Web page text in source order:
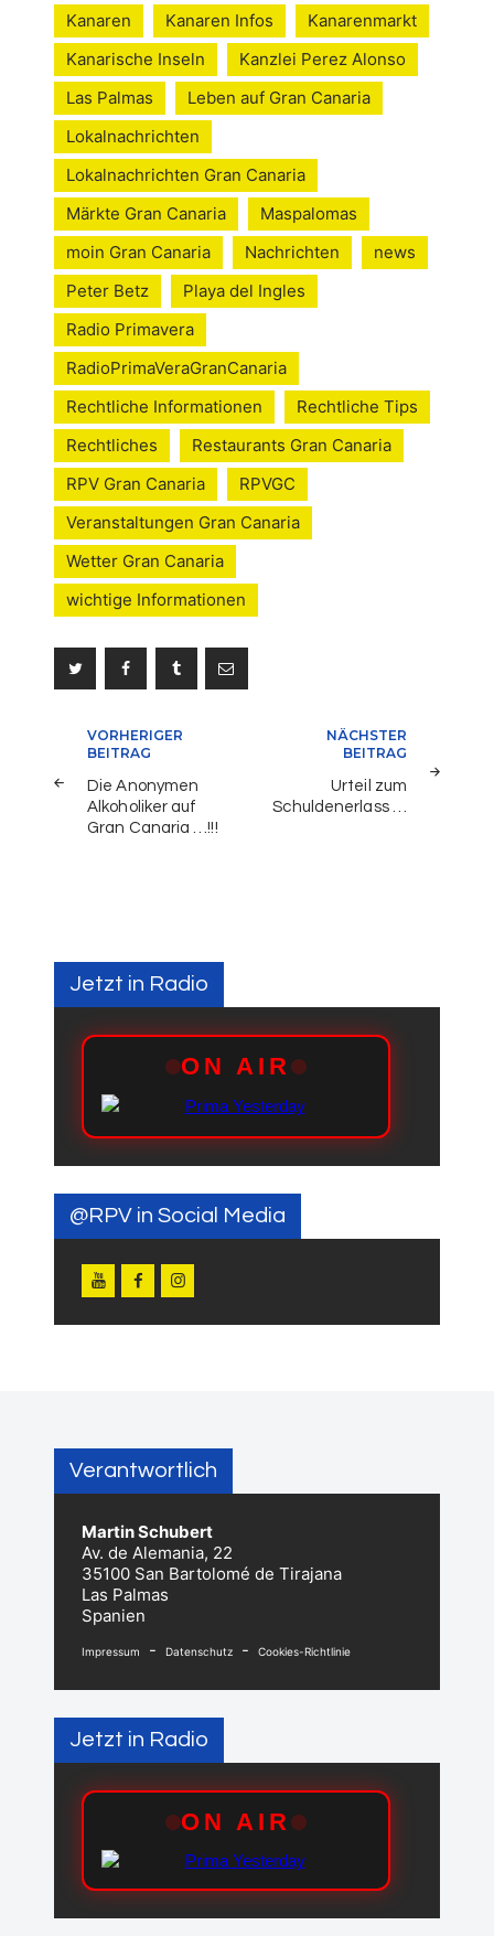
Kanaren
Kanaren Infos
Kanarenmarkt
Kanarische Inseln
Kanzlei Perez Alonso
Las Palmas
Leben auf Gran Canaria
Lokalnachrichten
Lokalnachrichten Gran Canaria
Märkte Gran Canaria
Maspalomas
moin Gran Canaria
Nachrichten
news
Peter Betz
Playa del Ingles
Radio Primavera
RadioPrimaVeraGranCanaria
Rechtliche Informationen
Rechtliche Tips
Rechtliches
Restaurants Gran Canaria
RPV Gran Canaria
RPVGC
Veranstaltungen Gran Canaria
Wetter Gran Canaria
wichtige Informationen
Beitragsnavigation
VORHERIGER
BEITRAG
Die Anonymen
Alkoholiker auf
Gran Canaria …!!!
NÄCHSTER
BEITRAG
Urteil zum
Schuldenerlass …
Jetzt in Radio
@RPV in Social Media
Verantwortlich
Martin Schubert
Av. de Alemania, 22
35100 San Bartolomé de Tirajana
Las Palmas
Spanien
Impressum - Datenschutz - Cookies-Richtlinie
Jetzt in Radio